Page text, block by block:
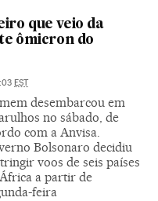
que veio da
ômicron do
EST
desembarcou em
no sábado, de
com a Anvisa.
Bolsonaro decidiu
voos de seis países
a partir de
feira